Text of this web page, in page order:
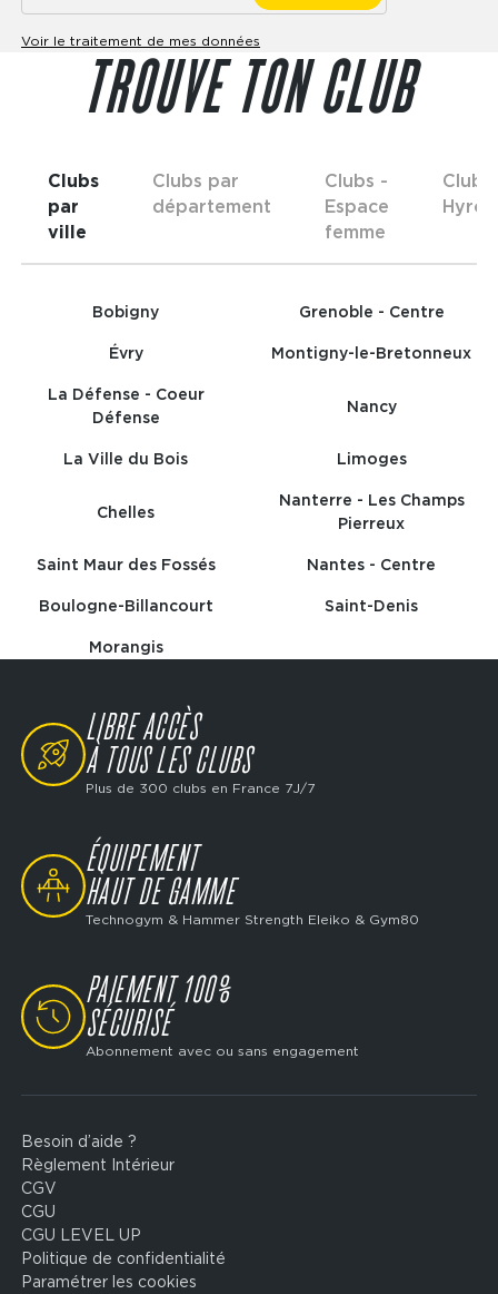
Voir le traitement de mes données
TROUVE TON CLUB
Clubs
par
ville
Clubs par
département
Clubs -
Espace
femme
Clubs
Hyrox
Bobigny
Évry
La Défense - Coeur
Défense
La Ville du Bois
Chelles
Saint Maur des Fossés
Boulogne-Billancourt
Morangis
Grenoble - Centre
Montigny-le-Bretonneux
Nancy
Limoges
Nanterre - Les Champs
Pierreux
Nantes - Centre
Saint-Denis
SVG
LIBRE ACCÈS
À TOUS LES CLUBS
Plus de 300 clubs en France 7J/7
SVG
ÉQUIPEMENT
HAUT DE GAMME
Technogym & Hammer Strength Eleiko & Gym80
SVG
PAIEMENT 100%
SÉCURISÉ
Abonnement avec ou sans engagement
Footer
legal
Besoin d’aide ?
Règlement Intérieur
CGV
CGU
CGU LEVEL UP
Politique de confidentialité
Paramétrer les cookies